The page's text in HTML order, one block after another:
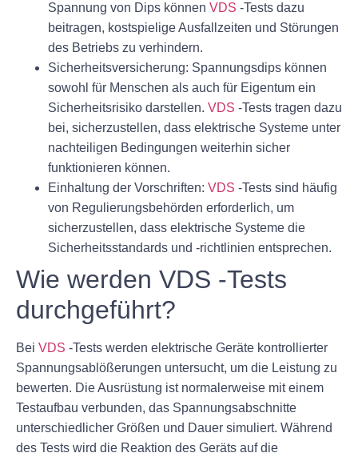
Spannung von Dips können VDS -Tests dazu
beitragen, kostspielige Ausfallzeiten und Störungen
des Betriebs zu verhindern.
Sicherheitsversicherung: Spannungsdips können
sowohl für Menschen als auch für Eigentum ein
Sicherheitsrisiko darstellen. VDS -Tests tragen dazu
bei, sicherzustellen, dass elektrische Systeme unter
nachteiligen Bedingungen weiterhin sicher
funktionieren können.
Einhaltung der Vorschriften: VDS -Tests sind häufig
von Regulierungsbehörden erforderlich, um
sicherzustellen, dass elektrische Systeme die
Sicherheitsstandards und -richtlinien entsprechen.
Wie werden VDS -Tests
durchgeführt?
Bei VDS -Tests werden elektrische Geräte kontrollierter
Spannungsablößerungen untersucht, um die Leistung zu
bewerten. Die Ausrüstung ist normalerweise mit einem
Testaufbau verbunden, das Spannungsabschnitte
unterschiedlicher Größen und Dauer simuliert. Während
des Tests wird die Reaktion des Geräts auf die